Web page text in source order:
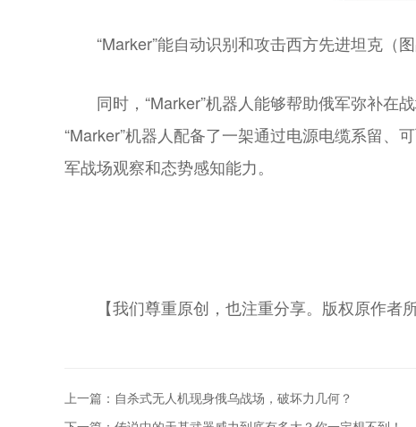
“Marker”能自动识别和攻击西方先进坦克（
同时，“Marker”机器人能够帮助俄军弥补在
“Marker”机器人配备了一架通过电源电缆系留、
军战场观察和态势感知能力。
【我们尊重原创，也注重分享。版权原作
上一篇：自杀式无人机现身俄乌战场，破坏力几何？